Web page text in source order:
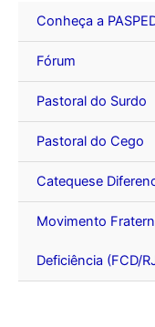
Conheça a
Fórum
Pastoral do Surdo
Pastoral do Cego
Catequese
Movimento
Deficiência (FCD/